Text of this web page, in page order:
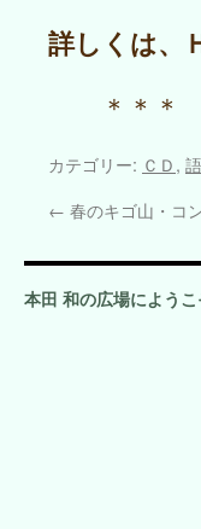
詳しくは、
＊＊＊
カテゴリー: ＣＤ,
← 春のキゴ山・コ
本田 和の広場によう